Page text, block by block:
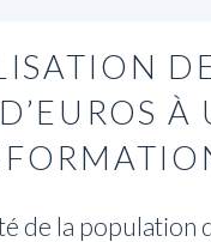
À
de la population